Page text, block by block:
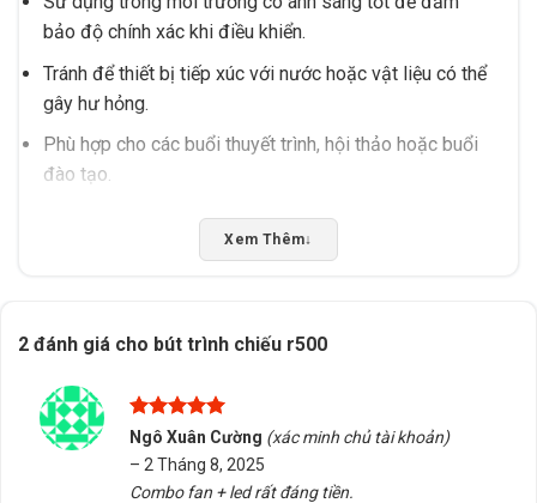
bảo độ chính xác khi điều khiển.
Tránh để thiết bị tiếp xúc với nước hoặc vật liệu có thể
gây hư hỏng.
Phù hợp cho các buổi thuyết trình, hội thảo hoặc buổi
đào tạo.
Phù hợp với nhu cầu nào?
Được ưa chuộng trong môi trường văn phòng khi cần
Thích hợp cho các buổi hội thảo hoặc sự kiện cần tính
chuyên nghiệp.
Nên kiểm tra trước khi mua để đảm bảo phù hợp với
Xem Thêm↓
2 đánh giá cho bút trình chiếu r500
Được xếp
hạng
sao
Ngô Xuân Cường (xác minh chủ tài khoản)
– 2 Tháng 8, 2025
Combo fan + led rất đáng tiền.